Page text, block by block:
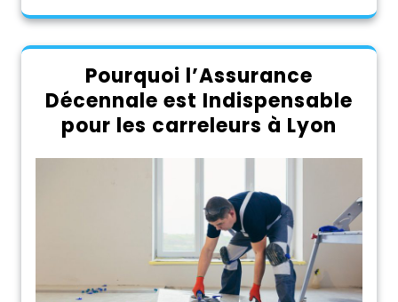
Pourquoi l’Assurance
Décennale est Indispensable
pour les carreleurs à Lyon